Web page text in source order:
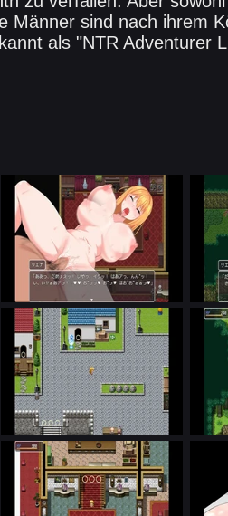
Männer sind nach ihrem
als "NTR Adventurer